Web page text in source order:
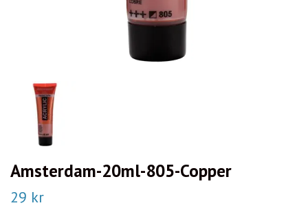
Amsterdam-20ml-805-Copper
29 kr